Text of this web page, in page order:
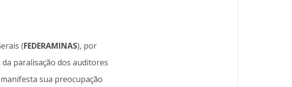
(FEDERAMINAS), por
paralisação dos auditores
sua preocupação